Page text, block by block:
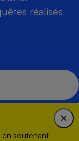
réalisés
soutenant